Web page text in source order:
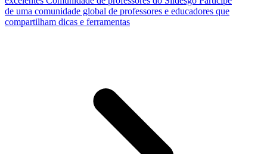
de uma comunidade global de professores e educadores que
compartilham dicas e ferramentas